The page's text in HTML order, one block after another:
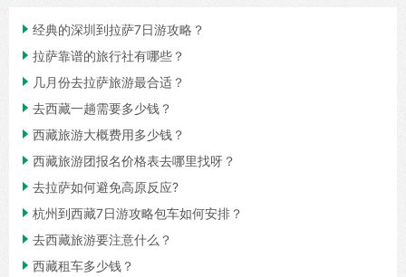
 经典的深圳到拉萨7日游攻略？
 拉萨靠谱的旅行社有哪些？
 几月份去拉萨旅游最合适？
 去西藏一趟需要多少钱？
 西藏旅游大概费用多少钱？
 西藏旅游团报名价格表去哪里找呀？
 去拉萨如何避免高原反应?
 杭州到西藏7日游攻略包车如何安排？
 去西藏旅游要注意什么？
 西藏租车多少钱？